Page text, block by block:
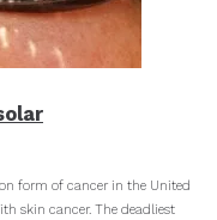
form of cancer in the United
skin cancer. The deadliest